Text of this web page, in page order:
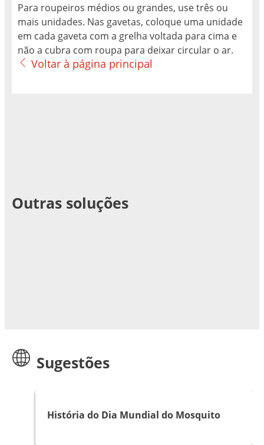
Para roupeiros médios ou grandes, use três ou
mais unidades. Nas gavetas, coloque uma unidade
em cada gaveta com a grelha voltada para cima e
não a cubra com roupa para deixar circular o ar.
Voltar à página principal
Outras soluções
Sugestões
História do Dia Mundial do Mosquito